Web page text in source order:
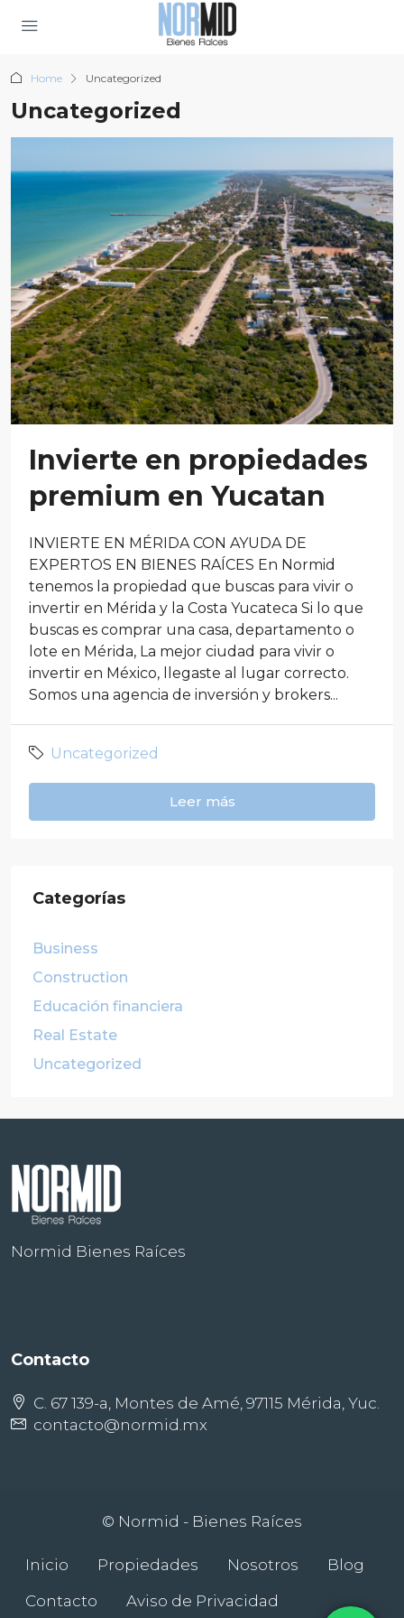
Home Uncategorized
Uncategorized
Invierte en propiedades
premium en Yucatan
INVIERTE EN MÉRIDA CON AYUDA DE
EXPERTOS EN BIENES RAÍCES En Normid
tenemos la propiedad que buscas para vivir o
invertir en Mérida y la Costa Yucateca Si lo que
buscas es comprar una casa, departamento o
lote en Mérida, La mejor ciudad para vivir o
invertir en México, llegaste al lugar correcto.
Somos una agencia de inversión y brokers...
Uncategorized
Leer más
Categorías
Business
Construction
Educación financiera
Real Estate
Uncategorized
Normid Bienes Raíces
Contacto
C. 67 139-a, Montes de Amé, 97115 Mérida, Yuc.
contacto@normid.mx
© Normid - Bienes Raíces
Inicio Propiedades Nosotros
Blog
Contacto
Aviso de Privacidad